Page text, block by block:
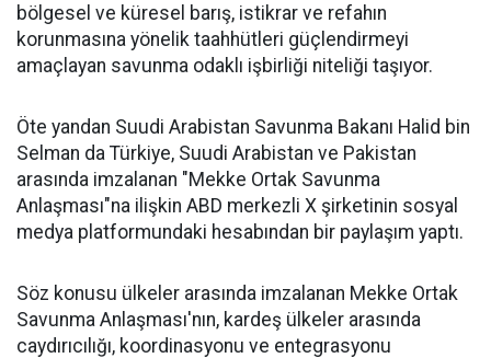
bölgesel ve küresel barış, istikrar ve refahın
korunmasına yönelik taahhütleri güçlendirmeyi
amaçlayan savunma odaklı işbirliği niteliği taşıyor.
Öte yandan Suudi Arabistan Savunma Bakanı Halid bin
Selman da Türkiye, Suudi Arabistan ve Pakistan
arasında imzalanan "Mekke Ortak Savunma
Anlaşması"na ilişkin ABD merkezli X şirketinin sosyal
medya platformundaki hesabından bir paylaşım yaptı.
Söz konusu ülkeler arasında imzalanan Mekke Ortak
Savunma Anlaşması'nın, kardeş ülkeler arasında
caydırıcılığı, koordinasyonu ve entegrasyonu